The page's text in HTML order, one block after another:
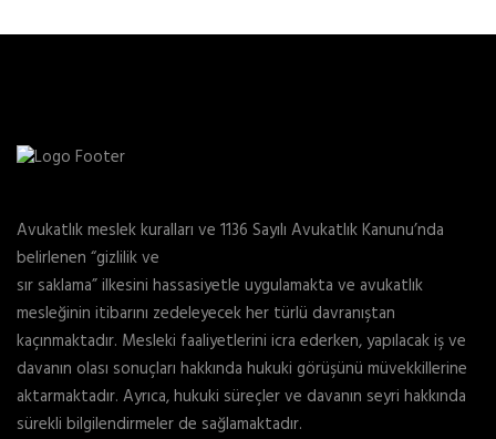
Avukatlık meslek kuralları ve 1136 Sayılı Avukatlık Kanunu’nda
belirlenen “gizlilik ve
sır saklama” ilkesini hassasiyetle uygulamakta ve avukatlık
mesleğinin itibarını zedeleyecek her türlü davranıştan
kaçınmaktadır. Mesleki faaliyetlerini icra ederken, yapılacak iş ve
davanın olası sonuçları hakkında hukuki görüşünü müvekkillerine
aktarmaktadır. Ayrıca, hukuki süreçler ve davanın seyri hakkında
sürekli bilgilendirmeler de sağlamaktadır.